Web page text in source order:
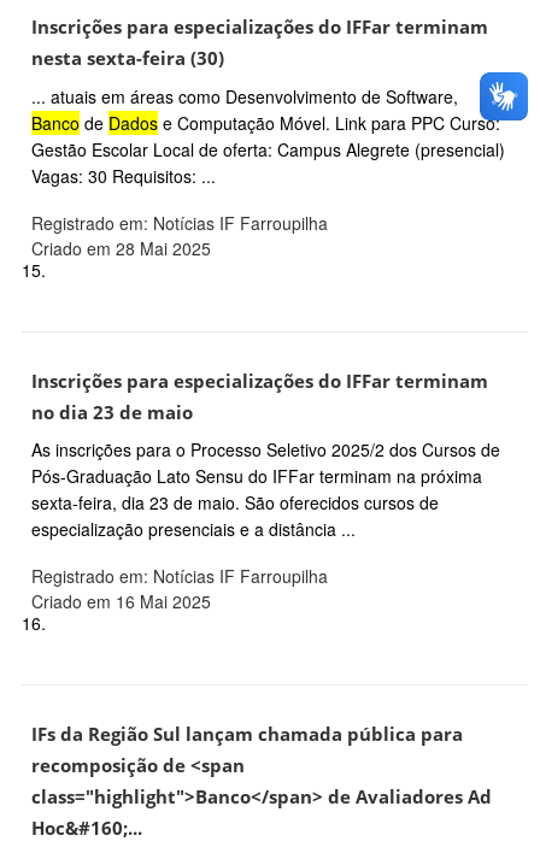
Inscrições para especializações do IFFar terminam
nesta sexta-feira (30)
... atuais em áreas como Desenvolvimento de Software,
Banco de Dados e Computação Móvel. Link para PPC Curso:
Gestão Escolar Local de oferta: Campus Alegrete (presencial)
Vagas: 30 Requisitos: ...
Registrado em: Notícias IF Farroupilha
Criado em 28 Mai 2025
15.
Inscrições para especializações do IFFar terminam
no dia 23 de maio
As inscrições para o Processo Seletivo 2025/2 dos Cursos de
Pós-Graduação Lato Sensu do IFFar terminam na próxima
sexta-feira, dia 23 de maio. São oferecidos cursos de
especialização presenciais e a distância ...
Registrado em: Notícias IF Farroupilha
Criado em 16 Mai 2025
16.
IFs da Região Sul lançam chamada pública para
recomposição de <span
class="highlight">Banco</span> de Avaliadores Ad
Hoc&#160;...